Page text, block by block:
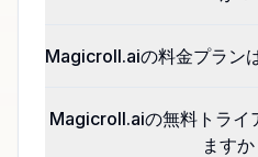
Magicroll.aiの料金プラン
Magicroll.aiの無料トライ
ますか